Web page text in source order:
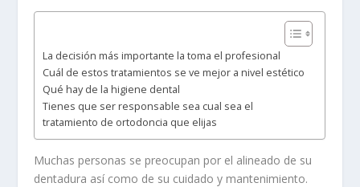
La decisión más importante la toma el profesional
Cuál de estos tratamientos se ve mejor a nivel estético
Qué hay de la higiene dental
Tienes que ser responsable sea cual sea el
tratamiento de ortodoncia que elijas
Muchas personas se preocupan por el alineado de su
dentadura así como de su cuidado y mantenimiento.